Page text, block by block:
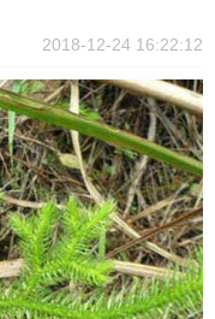
2018-12-24 16:22:12